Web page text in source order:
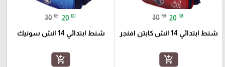
30 ₪ 20 ₪
شنط ابتدائي 14 انش كابتن افنجر
add_shopping_cart
30 ₪ 20 ₪
شنط ابتدائي 14 انش سونيك
add_shopping_cart